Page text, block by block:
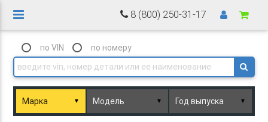
8 (800) 250-31-17
по VIN по номеру
▼ ▼ ▼